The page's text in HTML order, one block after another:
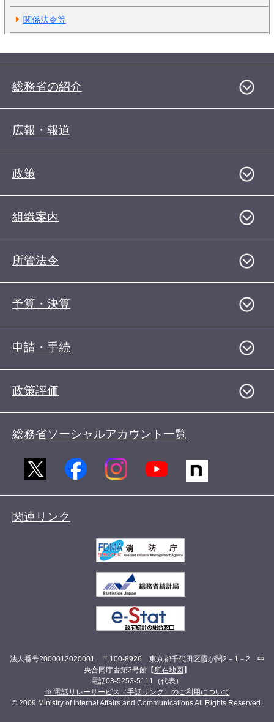
関係法令等
総務省の紹介
広報・報道
政策
組織案内
所管法令
予算・決算
申請・手続
政策評価
総務省ソーシャルアカウント一覧
関連リンク
法人番号2000012020001 〒100-8926 東京都千代田区霞が関2－1－2 中
央合同庁舎第2号館【 所在地図 】
電話03-5253-5111（代表）
※ 電話リレーサービス（手話リンク）のご利用について
© 2009 Ministry of Internal Affairs and Communications All Rights Reserved.